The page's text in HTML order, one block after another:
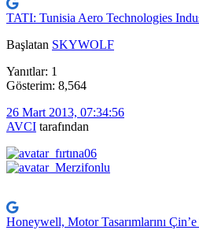
TATI: Tunisia Aero Technologies
Başlatan SKYWOLF
Yanıtlar: 1
Gösterim: 8,564
26 Mart 2013, 07:34:56
AVCI tarafından
Honeywell, Motor Tasarımlarını